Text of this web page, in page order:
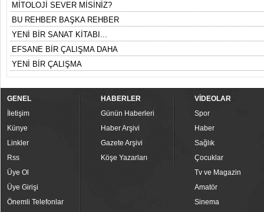
MİTOLOJİ SEVER MİSİNİZ?
BU REHBER BAŞKA REHBER
YENİ BİR SANAT KİTABI...
EFSANE BİR ÇALIŞMA DAHA
YENİ BİR ÇALIŞMA
GENEL
İletişim
Künye
Linkler
Rss
Üye Ol
Üye Girişi
Önemli Telefonlar
HABERLER
Günün Haberleri
Haber Arşivi
Gazete Arşivi
Köşe Yazarları
VİDEOLAR
Spor
Haber
Sağlık
Çocuklar
Tv ve Magazin
Amatör
Sinema